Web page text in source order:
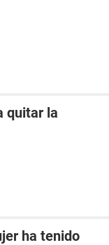
quitar la
ha tenido